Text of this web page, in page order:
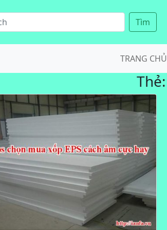
Tìm
TRANG CHỦ
Thẻ: